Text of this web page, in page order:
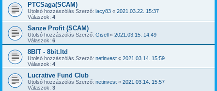
PTCSaga(SCAM)
Utolsó hozzászólás Szerző: lacy83 « 2021.03.22. 15:37
Válaszok: 4
Sanze Profit (SCAM)
Utolsó hozzászólás Szerző: Gisell « 2021.03.15. 14:49
Válaszok: 6
8BIT - 8bit.ltd
Utolsó hozzászólás Szerző: netinvest « 2021.03.14. 15:59
Válaszok: 4
Lucrative Fund Club
Utolsó hozzászólás Szerző: netinvest « 2021.03.14. 15:57
Válaszok: 3